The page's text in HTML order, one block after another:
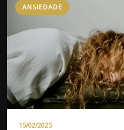
ANSIEDADE
15/02/2025